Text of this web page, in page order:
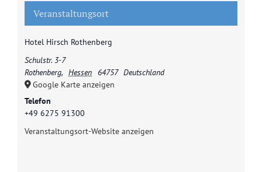
Veranstaltungsort
Hotel Hirsch Rothenberg
Schulstr. 3-7
Rothenberg, Hessen 64757 Deutschland
Google Karte anzeigen
Telefon
+49 6275 91300
Veranstaltungsort-Website anzeigen